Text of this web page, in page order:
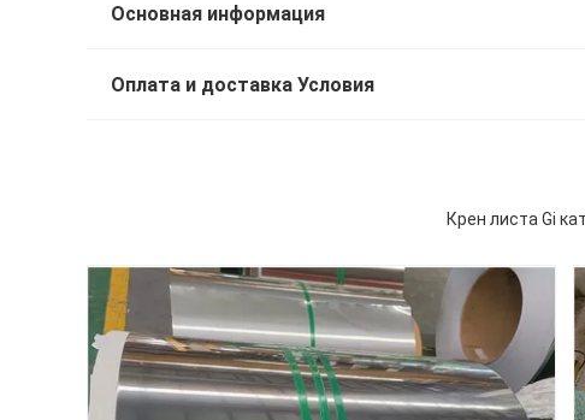
Основная информация
Оплата и доставка Условия
Крен листа Gi